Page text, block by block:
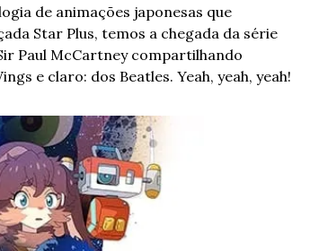
de animações japonesas que
Star Plus, temos a chegada da série
Paul McCartney compartilhando
e claro: dos Beatles. Yeah, yeah, yeah!